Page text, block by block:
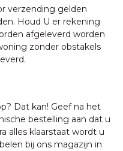
verzending gelden
Houd U er rekening
afgeleverd worden
zonder obstakels
Dat kan! Geef na het
bestelling aan dat u
alles klaarstaat wordt u
bij ons magazijn in